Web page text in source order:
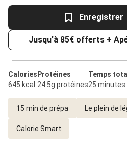
Enregistrer
Jusqu'à 85€ offerts +
Calories
645 kcal
Protéines
24.5g protéines
Temps total
25 minutes
15 min de prépa Le plein de
Calorie Smart